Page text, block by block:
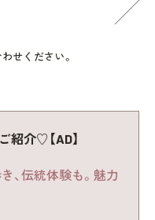
せください。
紹介♡【AD】
、伝統体験も。魅力